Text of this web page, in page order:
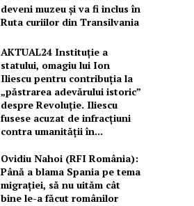
deveni muzeu şi va fi inclus în
Ruta curiilor din Transilvania
AKTUAL24 Instituție a
statului, omagiu lui Ion
Iliescu pentru contribuția la
„păstrarea adevărului istoric”
despre Revoluție. Iliescu
fusese acuzat de infracțiuni
contra umanității în...
Ovidiu Nahoi (RFI România):
Până a blama Spania pe tema
migrației, să nu uităm cât
bine le-a făcut românilor